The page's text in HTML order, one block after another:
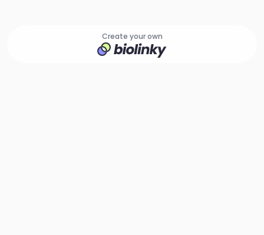
Create your own